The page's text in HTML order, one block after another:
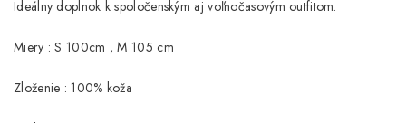
Ideálny doplnok k spoločenským aj voľnočasovým outfitom.
Miery : S 100cm , M 105 cm
Zloženie : 100% koža